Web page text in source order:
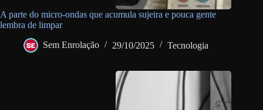
A parte do micro-ondas que acumula sujeira e pouca gente
lembra de limpar
Sem Enrolação 29/10/2025 Tecnologia